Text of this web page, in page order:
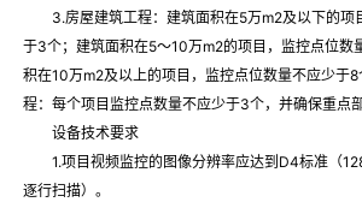
3.房屋建筑工程：建筑面积在5万m2及以下的项
于3个；建筑面积在5～10万m2的项目，监控点位数
积在10万m2及以上的项目，监控点位数量不应少于
程：每个项目监控点数量不应少于3个，并确保重点
设备技术要求
1.项目视频监控的图像分辨率应达到D4标准（
逐行扫描）。